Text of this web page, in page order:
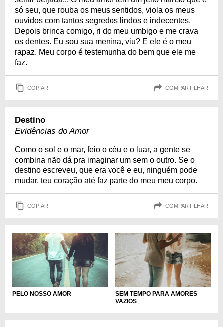
só seu, que rouba os meus sentidos, viola os meus
ouvidos com tantos segredos lindos e indecentes.
Depois brinca comigo, ri do meu umbigo e me crava
os dentes. Eu sou sua menina, viu? E ele é o meu
rapaz. Meu corpo é testemunha do bem que ele me
faz.
COPIAR COMPARTILHAR
Destino
Evidências do Amor
Como o sol e o mar, feio o céu e o luar, a gente se
combina não dá pra imaginar um sem o outro. Se o
destino escreveu, que era você e eu, ninguém pode
mudar, teu coração até faz parte do meu meu corpo.
COPIAR COMPARTILHAR
PELO NOSSO AMOR
SEM TEMPO PARA AMORES
VAZIOS